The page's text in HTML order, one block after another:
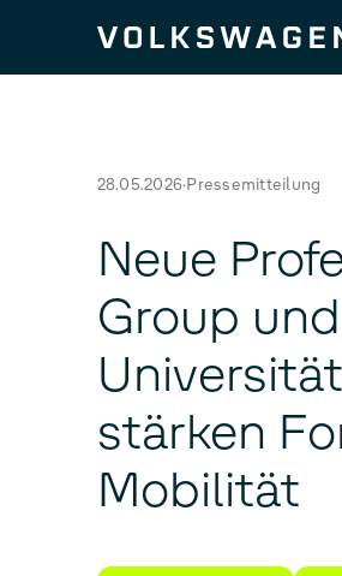
28.05.2026 Pressemitteilung
Neue
Group
stärken
Mobilität